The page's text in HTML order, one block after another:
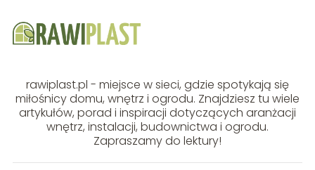
rawiplast.pl - miejsce w sieci, gdzie spotykają się
miłośnicy domu, wnętrz i ogrodu. Znajdziesz tu wiele
artykułów, porad i inspiracji dotyczących aranżacji
wnętrz, instalacji, budownictwa i ogrodu.
Zapraszamy do lektury!